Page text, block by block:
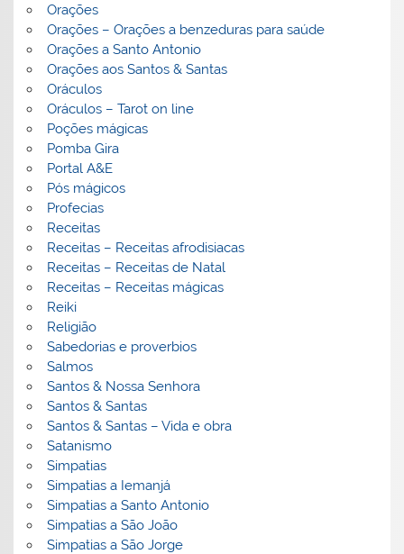
Orações
Orações – Orações a benzeduras para saúde
Orações a Santo Antonio
Orações aos Santos & Santas
Oráculos
Oráculos – Tarot on line
Poções mágicas
Pomba Gira
Portal A&E
Pós mágicos
Profecias
Receitas
Receitas – Receitas afrodisiacas
Receitas – Receitas de Natal
Receitas – Receitas mágicas
Reiki
Religião
Sabedorias e proverbios
Salmos
Santos & Nossa Senhora
Santos & Santas
Santos & Santas – Vida e obra
Satanismo
Simpatias
Simpatias a Iemanjá
Simpatias a Santo Antonio
Simpatias a São João
Simpatias a São Jorge